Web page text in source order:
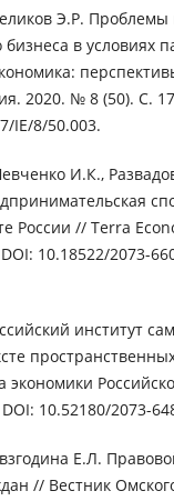
Э.Р. Проблемы
бизнеса в условиях
2020. № 8 (50). С.
IE/8/50.003.
И.К.,
России // Terra
10.18522/2073-
институт
экономики
10.52180/2073-
Е.Л.
// Вестник